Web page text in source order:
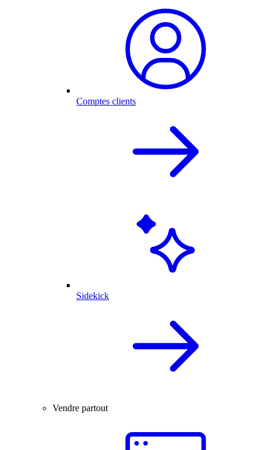
Comptes clients
Sidekick
Vendre partout